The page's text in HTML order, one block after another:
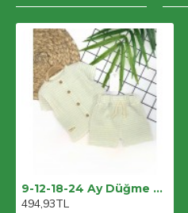
9-12-18-24 Ay Düğme Detaylı Çizgili Müslin Kumaş Yazlık 2li Erkek Bebek Takımı
494,93TL